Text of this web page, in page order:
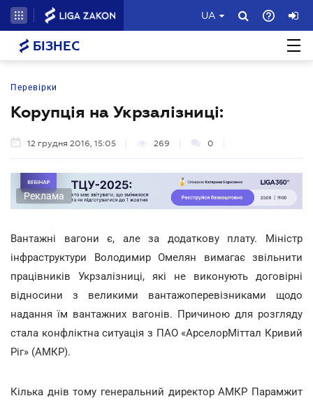
UA
БІЗНЕС
Перевірки
Корупція на Укрзалізниці:
12 грудня 2016, 15:05 269 0
Реклама
Вантажні вагони є, але за додаткову плату. Міністр
інфраструктури Володимир Омелян вимагає звільнити
працівників Укрзалізниці, які не виконують договірні
відносини з великими вантажоперевізниками щодо
надання їм вантажних вагонів. Причиною для розгляду
стала конфліктна ситуація з ПАО «АрселорМіттал Кривий
Ріг» (АМКР).
Кілька днів тому генеральний директор АМКР Парамжит